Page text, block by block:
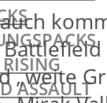
ASSAULT
„weite